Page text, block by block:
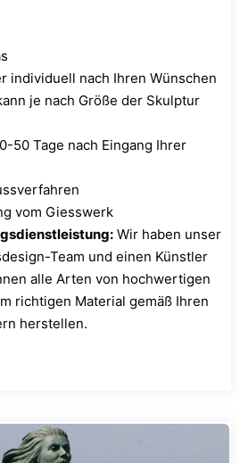
individuell nach Ihren Wünschen
je nach Größe der Skulptur
50 Tage nach Eingang Ihrer
vom Giesswerk
Wir haben unser
Team und einen Künstler
alle Arten von hochwertigen
richtigen Material gemäß Ihren
herstellen.